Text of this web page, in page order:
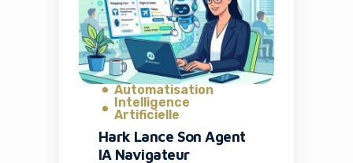
sous le nom de Twitter,
désormais dirigée par Elon […]
Automatisation
Intelligence
Artificielle
Hark Lance Son Agent
IA Navigateur